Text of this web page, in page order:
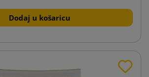
Dodaj u košaricu